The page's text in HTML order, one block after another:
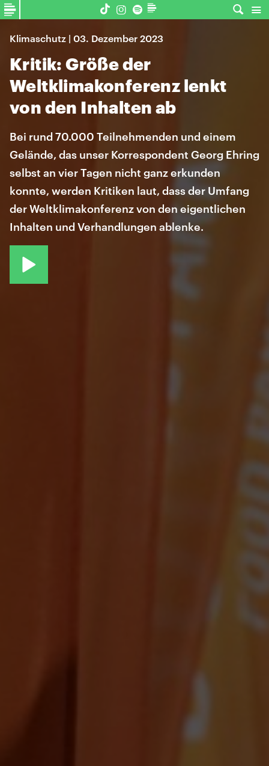
Klimaschutz | 03. Dezember 2023
Kritik: Größe der
Weltklimakonferenz lenkt
von den Inhalten ab
Bei rund 70.000 Teilnehmenden und einem
Gelände, das unser Korrespondent Georg Ehring
selbst an vier Tagen nicht ganz erkunden
konnte, werden Kritiken laut, dass der Umfang
der Weltklimakonferenz von den eigentlichen
Inhalten und Verhandlungen ablenke.